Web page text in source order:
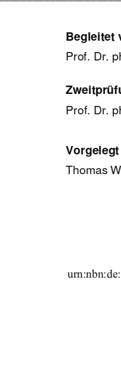
Begleitet
Prof. Dr.
Prof. Dr.
Thomas